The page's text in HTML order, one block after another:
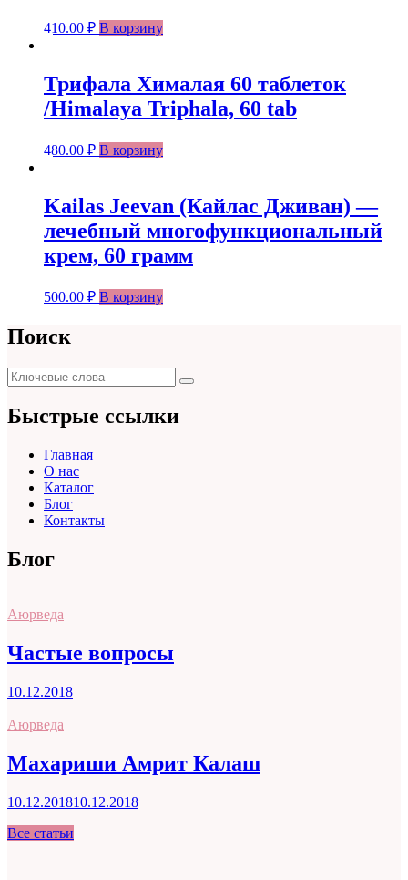
410.00 ₽ В корзину
Трифала Хималая 60 таблеток
/Himalaya Triphala, 60 tab
480.00 ₽ В корзину
Kailas Jeevan (Кайлас Дживан) —
лечебный многофункциональный
крем, 60 грамм
500.00 ₽ В корзину
Поиск
Поиск
для:
Поиск
Быстрые ссылки
Главная
О нас
Каталог
Блог
Контакты
Блог
Аюрведа
Частые вопросы
10.12.2018
Аюрведа
Махариши Амрит Калаш
10.12.201810.12.2018
Все статьи